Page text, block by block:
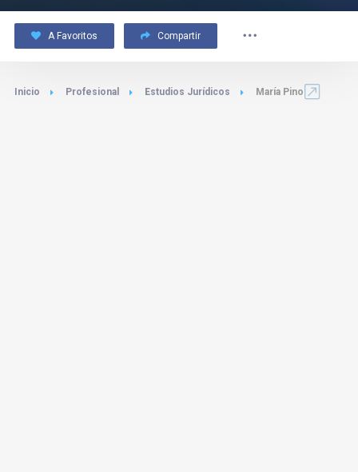
A Favoritos Compartir
Inicio Profesional Estudios Jurídicos María Pino